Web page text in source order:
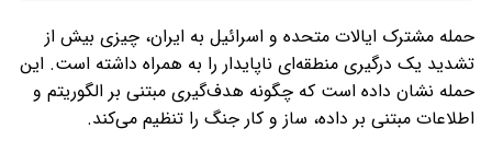
حمله مشترک ایالات متحده و اسرائیل به ایران، چیزی بیش از
تشدید یک درگیری منطقه‌ای ناپایدار را به همراه داشته است. این
حمله نشان داده است که چگونه هدف‌گیری مبتنی بر الگوریتم و
اطلاعات مبتنی بر داده، ساز و کار جنگ را تنظیم می‌کند.